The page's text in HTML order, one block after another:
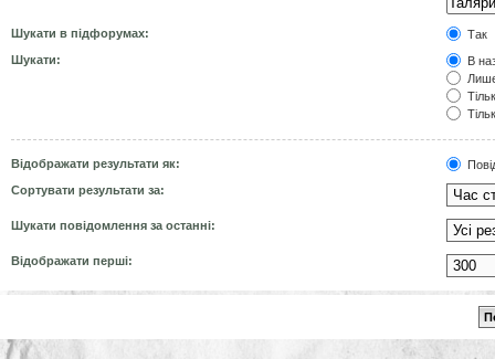
Шукати в підфорумах:
Так
Шукати:
В
Відображати результати як:
Сортувати результати за:
Шукати повідомлення за останні:
Відображати перші: